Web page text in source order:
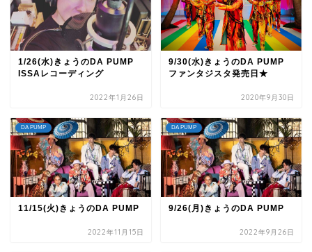
1/26(水)きょうのDA PUMP
ISSAレコーディング
2022年1月26日
9/30(水)きょうのDA PUMP
ファンタジスタ発売日★
2020年9月30日
DA PUMP
11/15(火)きょうのDA PUMP
2022年11月15日
DA PUMP
9/26(月)きょうのDA PUMP
2022年9月26日